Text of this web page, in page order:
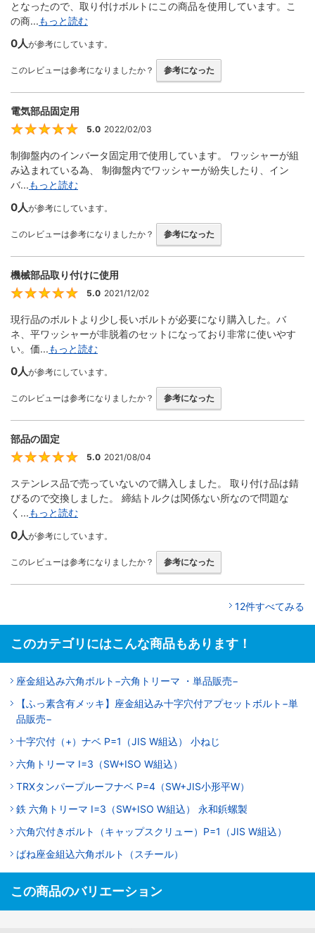
となったので、取り付けボルトにこの商品を使用しています。こ
の商...もっと読む
0人が参考にしています。
このレビューは参考になりましたか？ 参考になった
電気部品固定用
5
5.0 2022/02/03
制御盤内のインバータ固定用で使用しています。 ワッシャーが組
み込まれている為、 制御盤内でワッシャーが紛失したり、イン
バ...もっと読む
0人が参考にしています。
このレビューは参考になりましたか？ 参考になった
機械部品取り付けに使用
5
5.0 2021/12/02
現行品のボルトより少し長いボルトが必要になり購入した。バ
ネ、平ワッシャーが非脱着のセットになっており非常に使いやす
い。価...もっと読む
0人が参考にしています。
このレビューは参考になりましたか？ 参考になった
部品の固定
5
5.0 2021/08/04
ステンレス品で売っていないので購入しました。 取り付け品は錆
びるので交換しました。 締結トルクは関係ない所なので問題な
く...もっと読む
0人が参考にしています。
このレビューは参考になりましたか？ 参考になった
12件すべてみる
このカテゴリにはこんな商品もあります！
座金組込み六角ボルト−六角トリーマ ・単品販売−
【ふっ素含有メッキ】座金組込み十字穴付アプセットボルト−単
品販売−
十字穴付（+）ナベ P=1（JIS W組込） 小ねじ
六角トリーマ I=3（SW+ISO W組込）
TRXタンパープルーフナベ P=4（SW+JIS小形平W）
鉄 六角トリーマ I=3（SW+ISO W組込） 永和鋲螺製
六角穴付きボルト（キャップスクリュー）P=1（JIS W組込）
ばね座金組込六角ボルト（スチール）
この商品のバリエーション